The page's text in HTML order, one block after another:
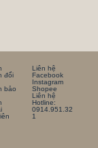
đổi
bảo
Liên hệ
Facebook
Instagram
Shopee
Liên hệ
Hotline:
0914.951.32
1